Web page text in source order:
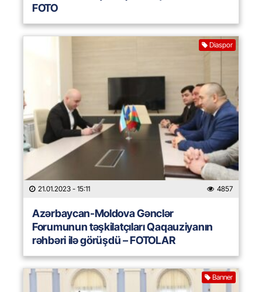
FOTO
Diaspor
21.01.2023 - 15:11 4857
Azərbaycan-Moldova Gənclər
Forumunun təşkilatçıları Qaqauziyanın
rəhbəri ilə görüşdü – FOTOLAR
Banner